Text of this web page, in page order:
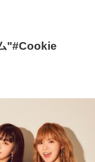
"#Cookie